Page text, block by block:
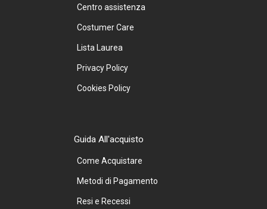
Centro assistenza
Costumer Care
Lista Laurea
Privacy Policy
Cookies Policy
Guida All'acquisto
Come Acquistare
Metodi di Pagamento
Resi e Recessi